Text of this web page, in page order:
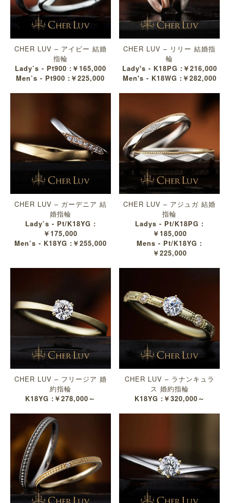
CHER LUV – アイビー 結婚
指輪
Lady’s - Pt900 :￥165,000
Men’s - Pt900 :￥225,000
CHER LUV – リリー 結婚指
輪
Lady's - K18PG :￥216,000
Men's - K18WG :￥282,000
CHER LUV – ガーデニア 結
婚指輪
Lady’s - Pt/K18YG :
￥175,000
Men’s - K18YG :￥255,000
CHER LUV – アジュガ 結婚
指輪
Ladys - Pt/K18PG :
￥185,000
Mens - Pt/K18YG :
￥225,000
CHER LUV – フリージア 婚
約指輪
K18YG :￥278,000～
CHER LUV – ラナンキュラ
ス 婚約指輪
K18YG :￥320,000～